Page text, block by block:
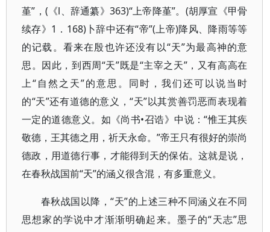
堇”，(《l、辞通纂》363)“上帝降堇”。(胡厚宣《甲骨
续存》1．168)卜辞中还有“帝”(上帝)降风、降雨等等
的记载。看来在殷也许还没有以“天”为最高神的意
思。因此，到西周“天”既是“主宰之天”，又有高高在
上“自然之天”的意思。同时，我们还可以说当时
的“天”还有道德的意义，“天”以其赏善罚恶而表现着
一定的道德意义。如《尚书•召诰》中说：“惟王其疾
敬德，王其德之用，祈天永命。”帝王只有很好的崇尚
德政，用道德行事，才能得到天的保佑。这就是说，
在春秋战国前“天”的涵义很含混，有多重意义。
春秋战国以降，“天”的上述三种不同涵义在不同
思想家的学说中才渐渐明确起来。墨子的“天志”思